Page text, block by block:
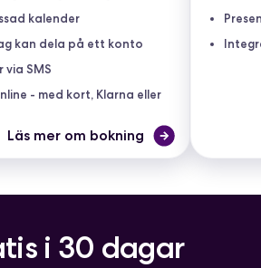
kalender
kan dela på ett konto
via SMS
- med kort, Klarna eller
Läs mer om bokning
i 30 dagar